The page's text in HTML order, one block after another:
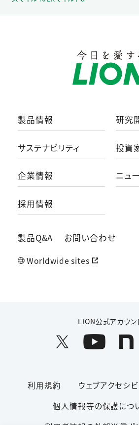
製品情報 研究
サステナビリティ 投資
企業情報 ニュ
採用情報
製品Q&A お問い合わせ
Worldwide sites
LION公式アカウン
利用規約
ウェブアクセシ
個人情報等の保護につ